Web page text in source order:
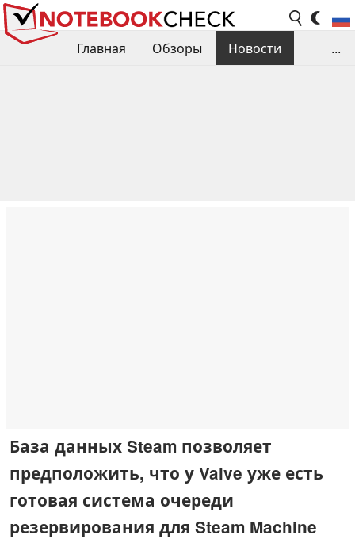
Главная Обзоры
Новости
...
База данных Steam позволяет
предположить, что у Valve уже есть
готовая система очереди
резервирования для Steam Machine